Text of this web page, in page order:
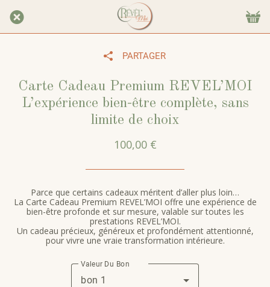
PARTAGER
Carte Cadeau Premium REVEL’MOI
L’expérience bien-être complète, sans
limite de choix
100,00 €
Parce que certains cadeaux méritent d’aller plus loin…
La Carte Cadeau Premium REVEL’MOI offre une expérience de
bien-être profonde et sur mesure, valable sur toutes les
prestations REVEL’MOI.
Un cadeau précieux, généreux et profondément attentionné,
pour vivre une vraie transformation intérieure.
Valeur Du Bon
bon 1